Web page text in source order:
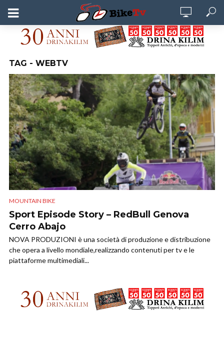
TAG - WEBTV
MOUNTAIN BIKE
Sport Episode Story – RedBull Genova
Cerro Abajo
NOVA PRODUZIONI è una società di produzione e distribuzione
che opera a livello mondiale,realizzando contenuti per tv e le
piattaforme multimediali...